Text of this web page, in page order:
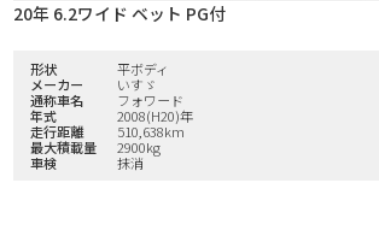
20年 6.2ワイド ベット PG付
形状
平ボディ
メーカー
いすゞ
通称車名
フォワード
年式
2008(H20)年
走行距離
510,638km
最大積載量
2900kg
車検
抹消